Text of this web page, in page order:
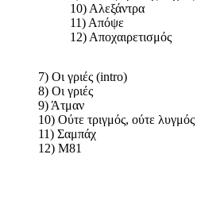
10) Αλεξάντρα
11) Απόψε
12) Αποχαιρετισμός
7) Οι γριές (intro)
8) Οι γριές
9) Άτμαν
10) Ούτε τριγμός, ούτε λυγμός
11) Σαμπάχ
12) M81